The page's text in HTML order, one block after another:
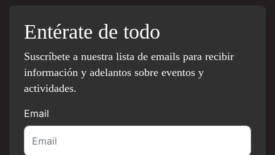
Entérate de todo
Suscríbete a nuestra lista de emails para recibir
información y adelantos sobre eventos y
actividades.
Email